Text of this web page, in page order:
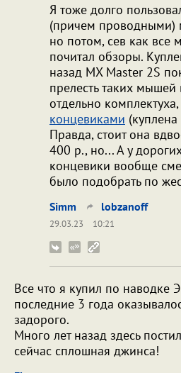
Я тоже долго
(причем проводными)
но потом, сев как все
почитал обзоры.
назад MX Master 2S
прелесть таких мышей
отдельно
концевиками
Правда, стоит она
400 р., но... А у
концевики вообще
было подобрать по
Simm lobzanoff
29.03.23
10:21
Все что я купил по наводке
последние 3 года
задорого.
Много лет назад здесь
сейчас сплошная джинса!